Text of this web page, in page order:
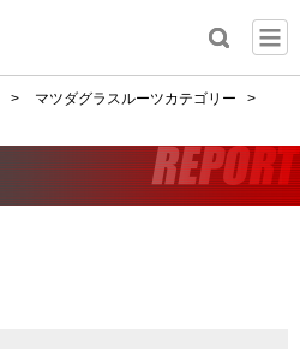
> マツダグラスルーツカテゴリー
>